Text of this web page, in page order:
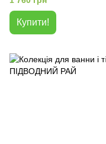
Купити!